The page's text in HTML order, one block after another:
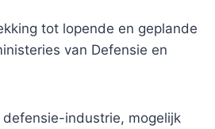
tot lopende en geplande
van Defensie en
industrie, mogelijk